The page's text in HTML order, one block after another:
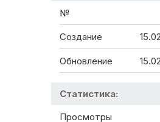
№
Создание
Обновление
Статистика:
Просмотры